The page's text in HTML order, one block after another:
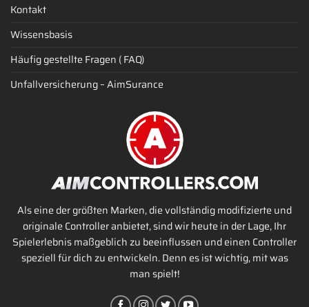
Kontakt
Wissensbasis
Häufig gestellte Fragen ( FAQ)
Unfallversicherung – AimSurance
Als eine der größten Marken, die vollständig modifizierte und
originale Controller anbietet, sind wir heute in der Lage, Ihr
Spielerlebnis maßgeblich zu beeinflussen und einen Controller
speziell für dich zu entwickeln. Denn es ist wichtig, mit was
man spielt!